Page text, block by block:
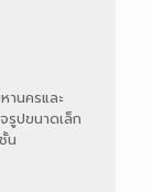
านครและ
ปขนาดเล็ก
น